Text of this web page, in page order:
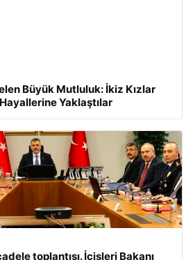
Büyük Mutluluk: İkiz Kızlar
Yaklaştılar
toplantısı. İçişleri Bakanı